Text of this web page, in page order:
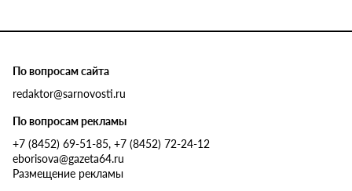
По вопросам сайта
redaktor@sarnovosti.ru
По вопросам рекламы
+7 (8452) 69-51-85, +7 (8452) 72-24-12
eborisova@gazeta64.ru
Размещение рекламы